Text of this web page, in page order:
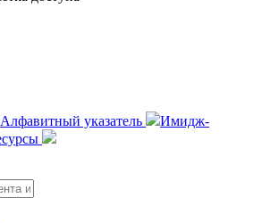
Алфавитный указатель
Имидж-